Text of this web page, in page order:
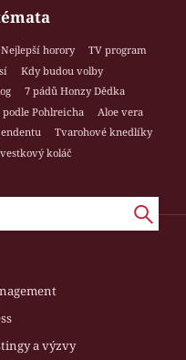
Nejlepší horory
TV program
Kdy budou volby
7 pádů Honzy Dědka
Pohlreicha
Aloe vera
Tvarohové knedlíky
koláč
a výzvy